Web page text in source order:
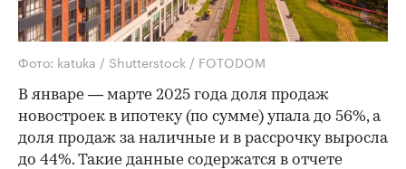
Фото: katuka / Shutterstock / FOTODOM
В январе — марте 2025 года доля продаж
новостроек в ипотеку (по сумме) упала до 56%, а
доля продаж за наличные и в рассрочку выросла
до 44%. Такие данные содержатся в отчете